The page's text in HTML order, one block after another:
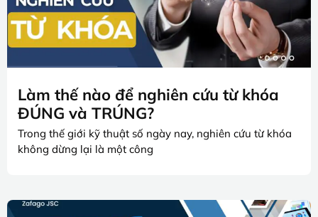
Làm thế nào để nghiên cứu từ khóa
ĐÚNG và TRÚNG?
Trong thế giới kỹ thuật số ngày nay, nghiên cứu từ khóa
không dừng lại là một công